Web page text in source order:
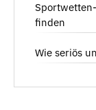
finden
Wie seriös